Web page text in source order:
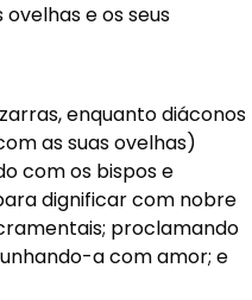
e os seus
enquanto diáconos
as suas ovelhas)
com os bispos e
dignificar com nobre
proclamando
a com amor; e